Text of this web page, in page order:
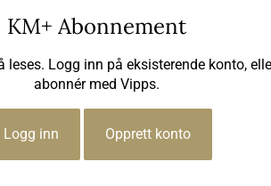
KM+ Abonnement
leses. Logg inn på eksisterende konto,
abonnér med Vipps.
Logg inn Opprett konto